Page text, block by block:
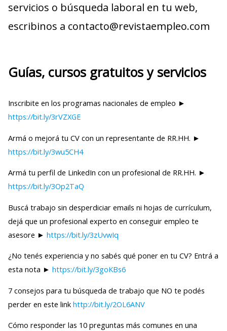
servicios o búsqueda laboral en tu web,
escribinos a contacto@revistaempleo.com
Guías, cursos gratuitos y servicios
Inscribite en los programas nacionales de empleo ►
https://bit.ly/3rVZXGE
Armá o mejorá tu CV con un representante de RR.HH. ►
https://bit.ly/3wu5CH4
Armá tu perfil de LinkedIn con un profesional de RR.HH. ►
https://bit.ly/3Op2TaQ
Buscá trabajo sin desperdiciar emails ni hojas de currículum,
dejá que un profesional experto en conseguir empleo te
asesore ► https://bit.ly/3zUvwIq
¿No tenés experiencia y no sabés qué poner en tu CV? Entrá a
esta nota ► https://bit.ly/3goKBs6
7 consejos para tu búsqueda de trabajo que NO te podés
perder en este link http://bit.ly/2OL6ANV
Cómo responder las 10 preguntas más comunes en una